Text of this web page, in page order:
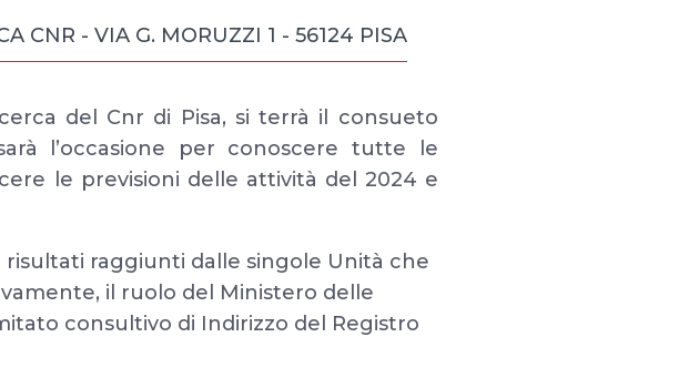
CNR - VIA G. MORUZZI 1 - 56124 PISA
del Cnr di Pisa, si terrà il consueto
l’occasione per conoscere tutte le
le previsioni delle attività del 2024 e
raggiunti dalle singole Unità che
il ruolo del Ministero delle
consultivo di Indirizzo del Registro